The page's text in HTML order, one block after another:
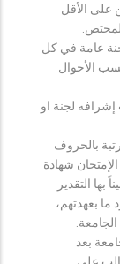
على الأقل
عامة في كل
الأحوال
لجنة او
بالحروف
شهادة
بها التقدير
ما بعهدتهم،
بعد
على